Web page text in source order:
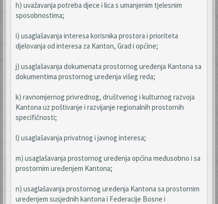
h) uvažavanja potreba djece i lica s umanjenim tjelesnim
sposobnostima;
i) usaglašavanja interesa korisnika prostora i prioriteta
djelovanja od interesa za Kanton, Grad i općine;
j) usaglašavanja dokumenata prostornog uređenja Kantona sa
dokumentima prostornog uređenja višeg reda;
k) ravnomjernog privrednog, društvenog i kulturnog razvoja
Kantona uz poštivanje i razvijanje regionalnih prostornih
specifičnosti;
l) usaglašavanja privatnog i javnog interesa;
m) usaglašavanja prostornog uređenja općina međusobno i sa
prostornim uređenjem Kantona;
n) usaglašavanja prostornog uređenja Kantona sa prostornim
uređenjem susjednih kantona i Federacije Bosne i